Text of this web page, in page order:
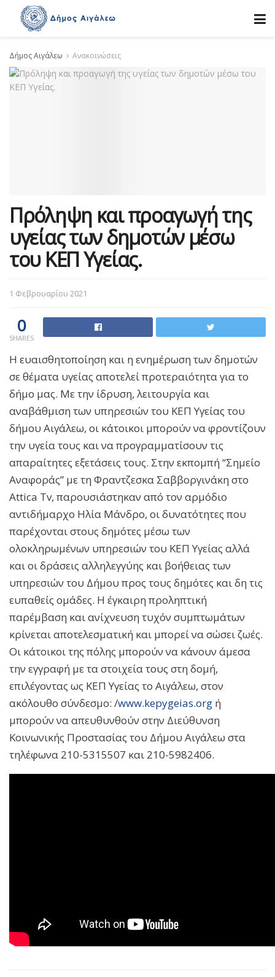
Δήμος Αιγάλεω Ανακοινώσεις
Πρόληψη και προαγωγή της
υγείας των δημοτών μέσω
του ΚΕΠ Υγείας.
1 Φεβρουαρίου 2021
0
SHARES
Η ευαισθητοποίηση και η ενημέρωση των δημοτών
σε θέματα υγείας αποτελεί προτεραιότητα για το
δήμο μας. Με την ίδρυση, λειτουργία και
αναβάθμιση των υπηρεσιών του ΚΕΠ Υγείας του
δήμου Αιγάλεω, οι κάτοικοι μπορούν να φροντίζουν
την υγεία τους και να προγραμματίσουν τις
απαραίτητες εξετάσεις τους. Στην εκπομπή “Σημείο
Αναφοράς” με τη Φραντζεσκα Σαββοργινάκη στο
Attica Tv, παρουσιάστηκαν από τον αρμόδιο
αντιδήμαρχο Ηλία Μάνδρο, οι δυνατότητες που
παρέχονται στους δημότες μέσω των
ολοκληρωμένων υπηρεσιών του ΚΕΠ Υγείας αλλά
και οι δράσεις αλληλεγγύης και βοήθειας των
υπηρεσιών του Δήμου προς τους δημότες και δη τις
ευπαθείς ομάδες. H έγκαιρη προληπτική
παρέμβαση και ανίχνευση τυχόν συμπτωμάτων
κρίνεται αποτελεσματική και μπορεί να σώσει ζωές.
Οι κάτοικοι της πόλης μπορούν να κάνουν άμεσα
την εγγραφή με τα στοιχεία τους στη δομή,
επιλέγοντας ως ΚΕΠ Υγείας το Αιγάλεω, στον
ακόλουθο σύνδεσμο: /www.kepygeias.org ή
μπορούν να απευθυνθούν στην Διεύθυνση
Κοινωνικής Προστασίας του Δήμου Αιγάλεω στα
τηλέφωνα 210-5315507 και 210-5982406.